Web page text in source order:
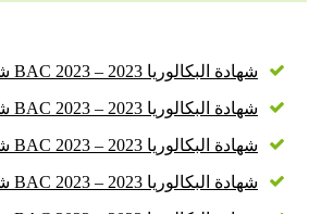
شهادة البكالوريا 2023 – BAC 2023 شعبةعلوم تجريبية
شهادة البكالوريا 2023 – BAC 2023 شعبة رياضيات
شهادة البكالوريا 2023 – BAC 2023 شعبة تقني رياضي
شهادة البكالوريا 2023 – BAC 2023 شعبة تسيير وإقتصاد